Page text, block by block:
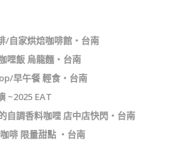
/自家烘焙咖啡館‧台南
哩飯 烏龍麵‧台南
早午餐 輕食‧台南
~2025 EAT
自調香料咖哩 店中店快閃‧台南
啡 限量甜點 ‧台南